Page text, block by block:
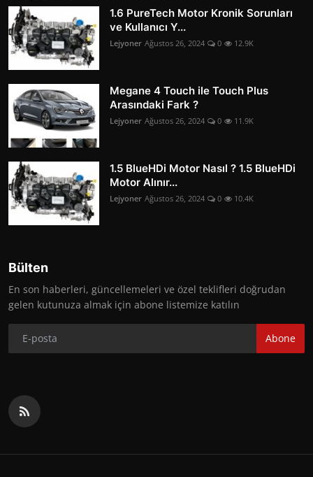
1.6 PureTech Motor Kronik Sorunları
ve Kullanıcı Y...
Lejyoner Ağustos 26, 2024 0 12.9K
Megane 4 Touch ile Touch Plus
Arasındaki Fark ?
Lejyoner Ağustos 26, 2024 0 11.9K
1.5 BlueHDi Motor Nasıl ? 1.5 BlueHDi
Motor Alınır...
Lejyoner Ağustos 26, 2024 0 10.4K
Bülten
En son haberleri, güncellemeleri ve özel teklifleri doğrudan
gelen kutunuza almak için abone listemize katılın
Abone